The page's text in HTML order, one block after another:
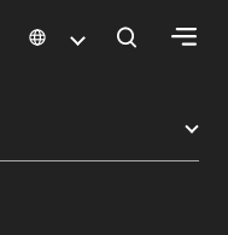
Direktori Toko Shop Detail